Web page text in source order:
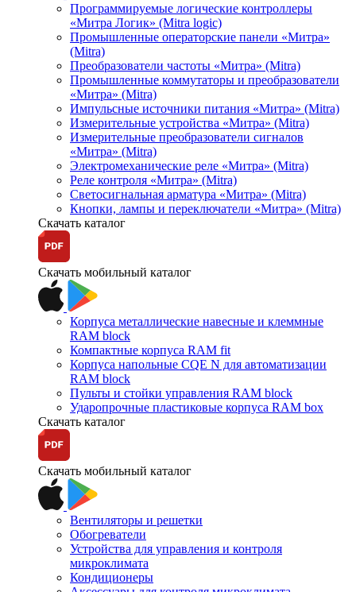
Программируемые логические контроллеры
«Митра Логик» (Mitra logic)
Промышленные операторские панели «Митра»
(Mitra)
Преобразователи частоты «Митра» (Mitra)
Промышленные коммутаторы и преобразователи
«Митра» (Mitra)
Импульсные источники питания «Митра» (Mitra)
Измерительные устройства «Митра» (Mitra)
Измерительные преобразователи сигналов
«Митра» (Mitra)
Электромеханические реле «Митра» (Mitra)
Реле контроля «Митра» (Mitra)
Светосигнальная арматура «Митра» (Mitra)
Кнопки, лампы и переключатели «Митра» (Mitra)
Скачать каталог
Скачать мобильный каталог
Корпуса металлические навесные и клеммные
RAM block
Компактные корпуса RAM fit
Корпуса напольные CQE N для автоматизации
RAM block
Пульты и стойки управления RAM block
Ударопрочные пластиковые корпуса RAM box
Скачать каталог
Скачать мобильный каталог
Вентиляторы и решетки
Обогреватели
Устройства для управления и контроля
микроклимата
Кондиционеры